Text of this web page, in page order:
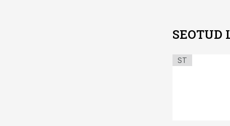
SEOTUD
ST